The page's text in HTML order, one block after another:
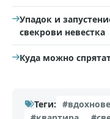
Упадок и
свекрови невестка
Куда можно
Теги: